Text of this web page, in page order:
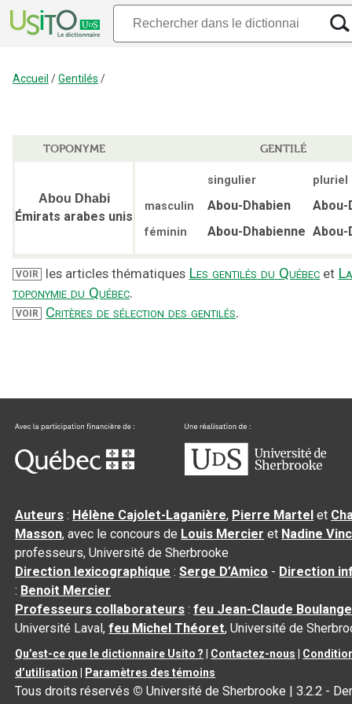
Accueil /Gentilés /
TOPONYME GENTILÉ
Abou Dhabi
Émirats arabes unis
singulier
pluriel
masculin
Abou-Dhabien Abou-
féminin Abou-Dhabienne Abou-
VOIR les articles thématiques Les gentilés du Québec et
toponymie du Québec.
VOIR Critères de sélection des gentilés.
Auteurs : Hélène Cajolet-Laganière, Pierre Martel et
Masson, avec le concours de Louis Mercier et Nadine
professeurs, Université de Sherbrooke
Direction lexicographique :Serge D’Amico - Direction
: Benoit Mercier
Professeurs collaborateurs :feu Jean-Claude
Université Laval,feu Michel Théoret, Université de
Qu’est-ce que le dictionnaire Usito ? Contactez-nous
d’utilisation
Paramètres des témoins
Tous droits réservés © Université de Sherbrooke |3.2.2 -